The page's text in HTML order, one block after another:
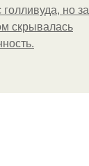
но за
скрывалась